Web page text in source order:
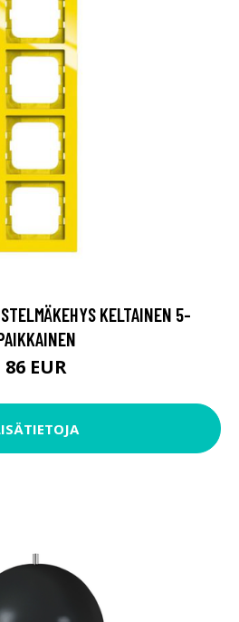
KELTAINEN 5-
86 EUR